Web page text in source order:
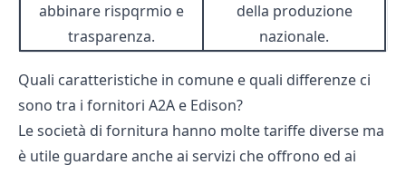
abbinare rispqrmio e
trasparenza.
della produzione
nazionale.
Quali caratteristiche in comune e quali differenze ci
sono tra i fornitori A2A e Edison?
Le società di fornitura hanno molte tariffe diverse ma
è utile guardare anche ai servizi che offrono ed ai